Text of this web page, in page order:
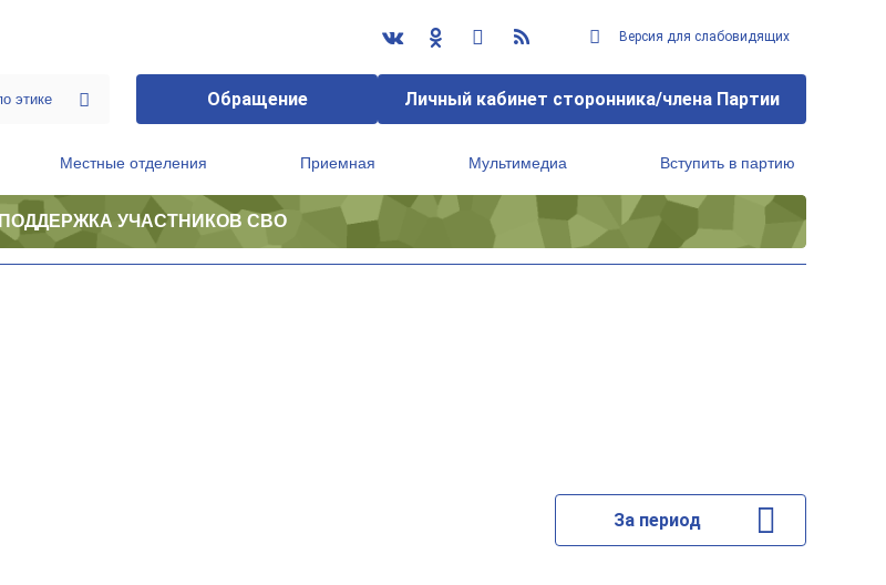
Версия для слабовидящих
Обращение Личный кабинет сторонника/члена Партии
Местные отделения Приемная Мультимедиа Вступить в партию
ПОДДЕРЖКА УЧАСТНИКОВ СВО
За период